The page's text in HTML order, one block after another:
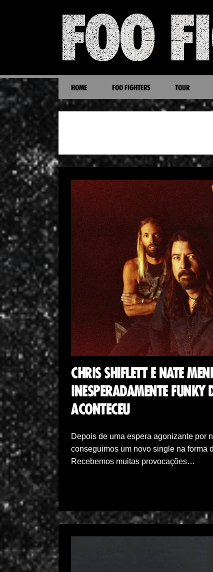
HOME FOO FIGHTERS TOUR
CHRIS SHIFLETT E NATE
INESPERADAMENTE FUNKY
ACONTECEU
Depois de uma espera agonizante por
conseguimos um novo single na forma
Recebemos muitas provocações…